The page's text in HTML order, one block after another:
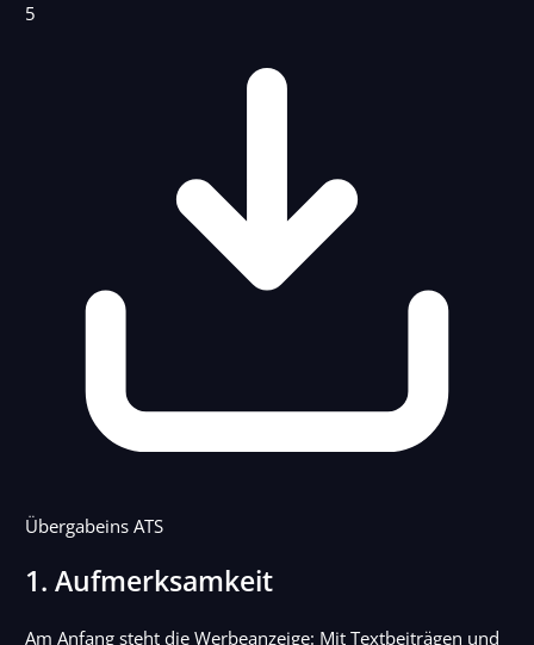
5
Übergabeins ATS
1. Aufmerksamkeit
Am Anfang steht die Werbeanzeige: Mit Textbeiträgen und